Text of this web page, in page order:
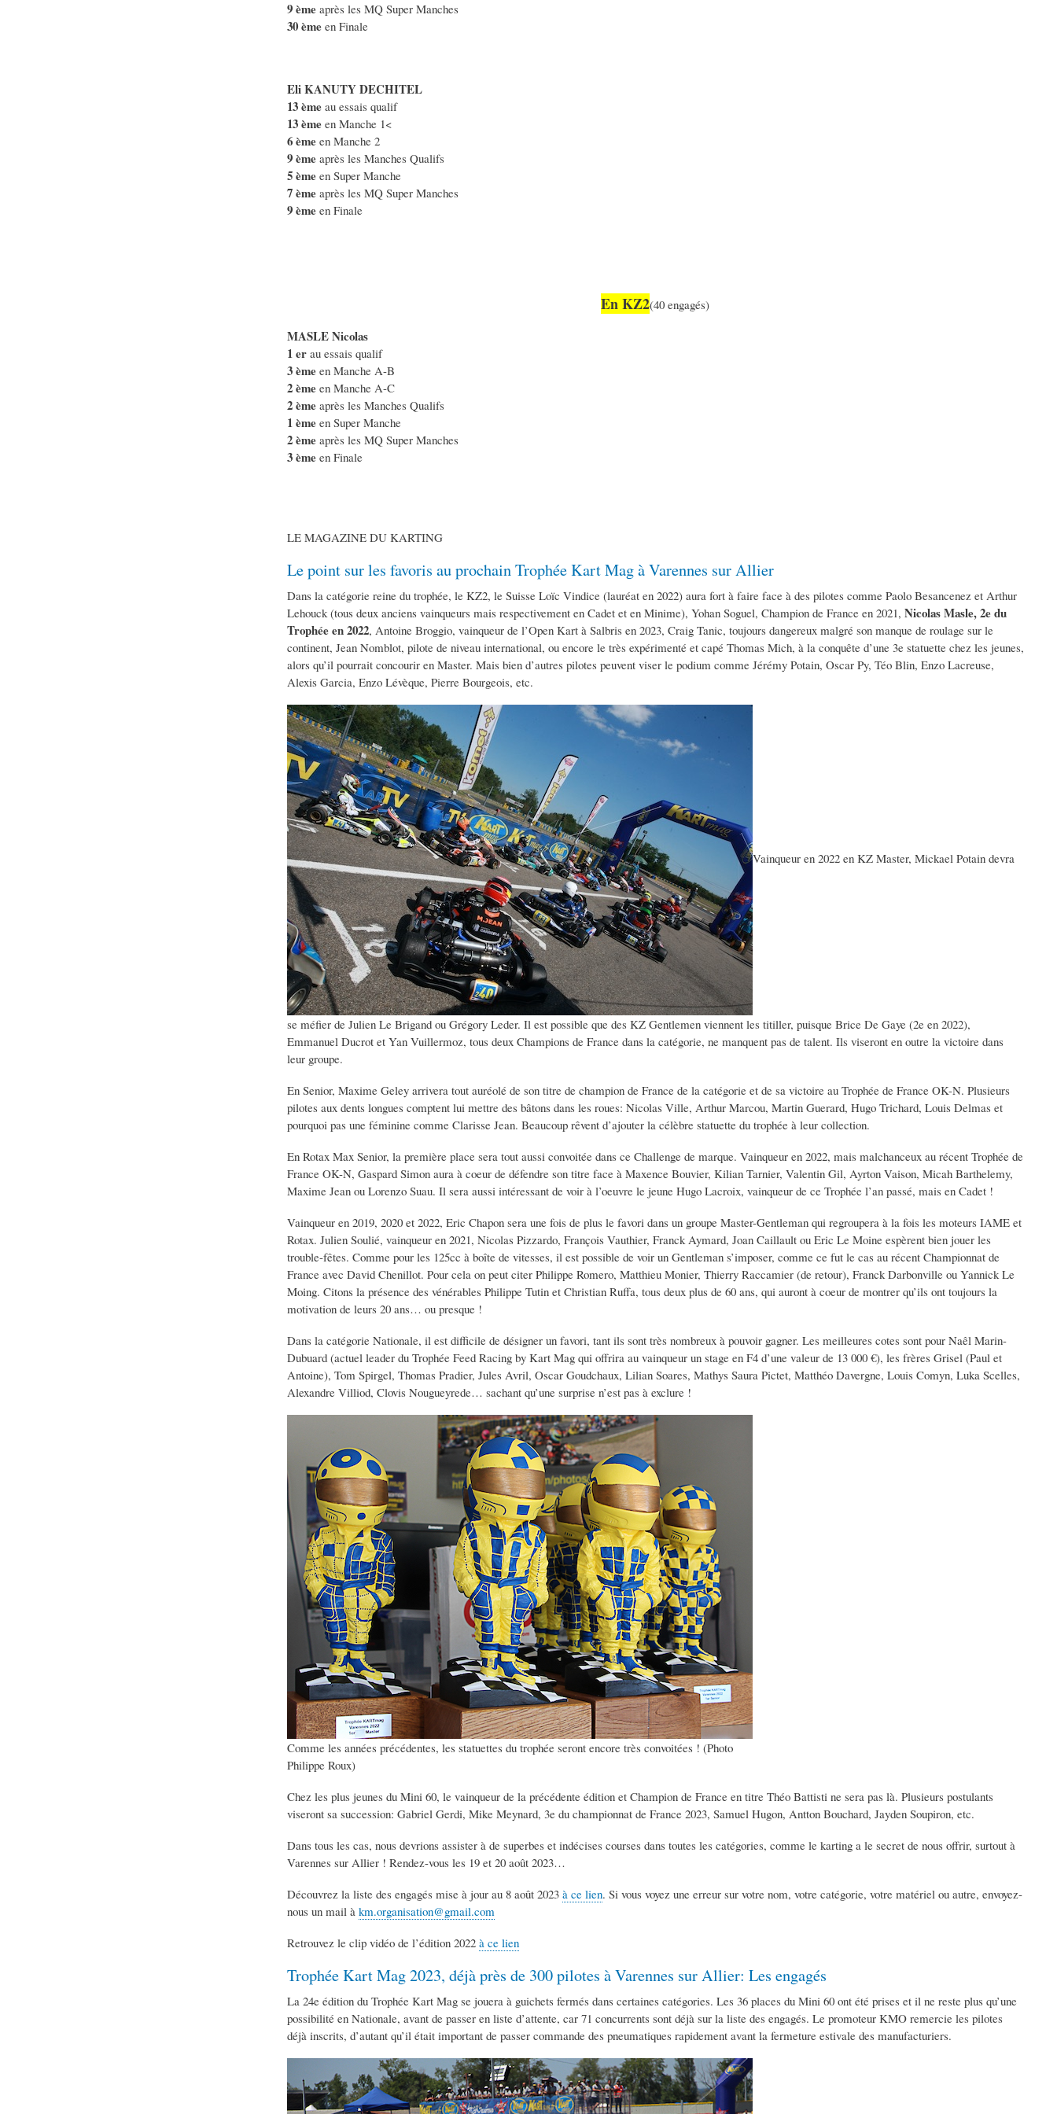
9 èmeaprès les MQ Super Manches
30 èmeen Finale
Eli KANUTY DECHITEL
13 èmeau essais qualif
13 èmeen Manche 1<
6 èmeen Manche 2
9 èmeaprès les Manches Qualifs
5 èmeen Super Manche
7 èmeaprès les MQ Super Manches
9 èmeen Finale
En KZ2(40 engagés)
MASLE Nicolas
1 erau essais qualif
3 èmeen Manche A-B
2 èmeen Manche A-C
2 èmeaprès les Manches Qualifs
1 èmeen Super Manche
2 èmeaprès les MQ Super Manches
3 èmeen Finale
LE MAGAZINE DU KARTING
Le point sur les favoris au prochain Trophée Kart Mag à Varennes sur Allier
Dans la catégorie reine du trophée, le KZ2, le Suisse Loïc Vindice (lauréat en 2022) aura fort à faire face à des pilotes comme Paolo Besancenez et Arthur
Lehouck (tous deux anciens vainqueurs mais respectivement en Cadet et en Minime), Yohan Soguel, Champion de France en 2021, Nicolas Masle, 2e du
Trophée en 2022, Antoine Broggio, vainqueur de l’Open Kart à Salbris en 2023, Craig Tanic, toujours dangereux malgré son manque de roulage sur le
continent, Jean Nomblot, pilote de niveau international, ou encore le très expérimenté et capé Thomas Mich, à la conquête d’une 3e statuette chez les jeunes,
alors qu’il pourrait concourir en Master. Mais bien d’autres pilotes peuvent viser le podium comme Jérémy Potain, Oscar Py, Téo Blin, Enzo Lacreuse,
Alexis Garcia, Enzo Lévèque, Pierre Bourgeois, etc.
Vainqueur en 2022 en KZ Master, Mickael Potain devra
se méfier de Julien Le Brigand ou Grégory Leder. Il est possible que des KZ Gentlemen viennent les titiller, puisque Brice De Gaye (2e en 2022),
Emmanuel Ducrot et Yan Vuillermoz, tous deux Champions de France dans la catégorie, ne manquent pas de talent. Ils viseront en outre la victoire dans
leur groupe.
En Senior, Maxime Geley arrivera tout auréolé de son titre de champion de France de la catégorie et de sa victoire au Trophée de France OK-N. Plusieurs
pilotes aux dents longues comptent lui mettre des bâtons dans les roues: Nicolas Ville, Arthur Marcou, Martin Guerard, Hugo Trichard, Louis Delmas et
pourquoi pas une féminine comme Clarisse Jean. Beaucoup rêvent d’ajouter la célèbre statuette du trophée à leur collection.
En Rotax Max Senior, la première place sera tout aussi convoitée dans ce Challenge de marque. Vainqueur en 2022, mais malchanceux au récent Trophée de
France OK-N, Gaspard Simon aura à coeur de défendre son titre face à Maxence Bouvier, Kilian Tarnier, Valentin Gil, Ayrton Vaison, Micah Barthelemy,
Maxime Jean ou Lorenzo Suau. Il sera aussi intéressant de voir à l’oeuvre le jeune Hugo Lacroix, vainqueur de ce Trophée l’an passé, mais en Cadet !
Vainqueur en 2019, 2020 et 2022, Eric Chapon sera une fois de plus le favori dans un groupe Master-Gentleman qui regroupera à la fois les moteurs IAME et
Rotax. Julien Soulié, vainqueur en 2021, Nicolas Pizzardo, François Vauthier, Franck Aymard, Joan Caillault ou Eric Le Moine espèrent bien jouer les
trouble-fêtes. Comme pour les 125cc à boîte de vitesses, il est possible de voir un Gentleman s’imposer, comme ce fut le cas au récent Championnat de
France avec David Chenillot. Pour cela on peut citer Philippe Romero, Matthieu Monier, Thierry Raccamier (de retour), Franck Darbonville ou Yannick Le
Moing. Citons la présence des vénérables Philippe Tutin et Christian Ruffa, tous deux plus de 60 ans, qui auront à coeur de montrer qu’ils ont toujours la
motivation de leurs 20 ans… ou presque !
Dans la catégorie Nationale, il est difficile de désigner un favori, tant ils sont très nombreux à pouvoir gagner. Les meilleures cotes sont pour Naêl Marin-
Dubuard (actuel leader du Trophée Feed Racing by Kart Mag qui offrira au vainqueur un stage en F4 d’une valeur de 13 000 €), les frères Grisel (Paul et
Antoine), Tom Spirgel, Thomas Pradier, Jules Avril, Oscar Goudchaux, Lilian Soares, Mathys Saura Pictet, Matthéo Davergne, Louis Comyn, Luka Scelles,
Alexandre Villiod, Clovis Nougueyrede… sachant qu’une surprise n’est pas à exclure !
Comme les années précédentes, les statuettes du trophée seront encore très convoitées ! (Photo
Philippe Roux)
Chez les plus jeunes du Mini 60, le vainqueur de la précédente édition et Champion de France en titre Théo Battisti ne sera pas là. Plusieurs postulants
viseront sa succession: Gabriel Gerdi, Mike Meynard, 3e du championnat de France 2023, Samuel Hugon, Antton Bouchard, Jayden Soupiron, etc.
Dans tous les cas, nous devrions assister à de superbes et indécises courses dans toutes les catégories, comme le karting a le secret de nous offrir, surtout à
Varennes sur Allier ! Rendez-vous les 19 et 20 août 2023…
Découvrez la liste des engagés mise à jour au 8 août 2023 à ce lien. Si vous voyez une erreur sur votre nom, votre catégorie, votre matériel ou autre, envoyez-
nous un mail à km.organisation@gmail.com
Retrouvez le clip vidéo de l’édition 2022 à ce lien
Trophée Kart Mag 2023, déjà près de 300 pilotes à Varennes sur Allier: Les engagés
La 24e édition du Trophée Kart Mag se jouera à guichets fermés dans certaines catégories. Les 36 places du Mini 60 ont été prises et il ne reste plus qu’une
possibilité en Nationale, avant de passer en liste d’attente, car 71 concurrents sont déjà sur la liste des engagés. Le promoteur KMO remercie les pilotes
déjà inscrits, d’autant qu’il était important de passer commande des pneumatiques rapidement avant la fermeture estivale des manufacturiers.